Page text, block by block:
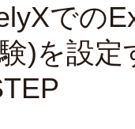
での
)を設定